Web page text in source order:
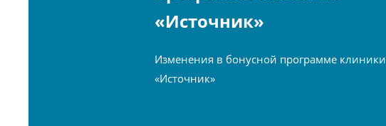
«Источник»
Изменения в бонусной программе клиники
«Источник»